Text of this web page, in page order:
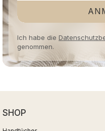
Ich habe die
genommen.
SHOP